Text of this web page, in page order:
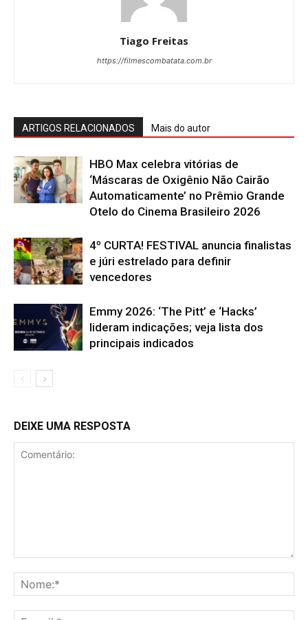
Tiago Freitas
https://filmescombatata.com.br
ARTIGOS RELACIONADOS Mais do autor
HBO Max celebra vitórias de
‘Máscaras de Oxigênio Não Cairão
Automaticamente’ no Prêmio Grande
Otelo do Cinema Brasileiro 2026
4º CURTA! FESTIVAL anuncia finalistas
e júri estrelado para definir
vencedores
Emmy 2026: ‘The Pitt’ e ‘Hacks’
lideram indicações; veja lista dos
principais indicados
DEIXE UMA RESPOSTA